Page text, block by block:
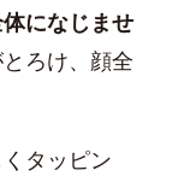
になじませ
ろけ、顔全
タッピン